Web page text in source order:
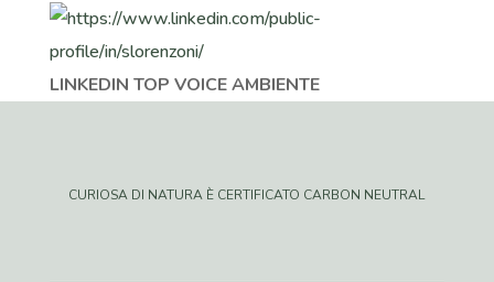
LINKEDIN TOP VOICE AMBIENTE
CURIOSA DI NATURA È CERTIFICATO CARBON NEUTRAL